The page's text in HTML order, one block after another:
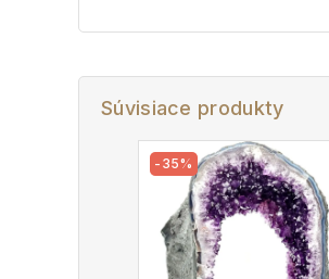
Súvisiace produkty
-35%